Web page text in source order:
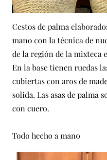
Cestos de palma
mano con la técnica de
de la región de la mixteca
En la base tienen ruedas
cubiertas con aros de
solida. Las asas de palma
con cuero.
Todo hecho a mano